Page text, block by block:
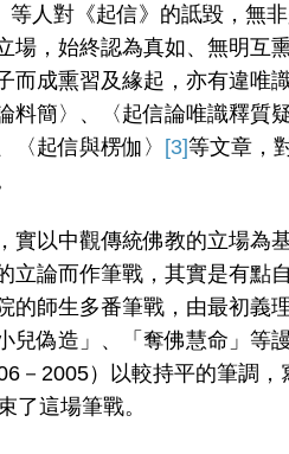
等人對《起信》的詆毀，無
場，始終認為真如、無明互
而成熏習及緣起，亦有違唯
料簡〉、〈起信論唯識釋質疑
〈起信與楞伽〉 [3]等文章，
實以中觀傳統佛教的立場為
立論而作筆戰，其實是有點
的師生多番筆戰，由最初義
兒偽造」、「奪佛慧命」等
－2005）以較持平的筆調，
了這場筆戰。